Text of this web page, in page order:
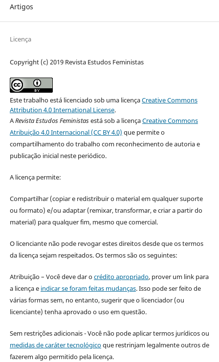
Artigos
Licença
Copyright (c) 2019 Revista Estudos Feministas
Este trabalho está licenciado sob uma licençaCreative Commons
Attribution 4.0 International License.
ARevista Estudos Feministasestá sob a licençaCreative Commons
Atribuição 4.0 Internacional (CC BY 4.0) que permite o
compartilhamento do trabalho com reconhecimento de autoria e
publicação inicial neste periódico.
A licença permite:
Compartilhar (copiar e redistribuir o material em qualquer suporte
ou formato) e/ou adaptar (remixar, transformar, e criar a partir do
material) para qualquer fim, mesmo que comercial.
O licenciante não pode revogar estes direitos desde que os termos
da licença sejam respeitados. Os termos são os seguintes:
Atribuição – Você deve dar ocrédito apropriado, prover um link para
a licença e indicar se foram feitas mudanças. Isso pode ser feito de
várias formas sem, no entanto, sugerir que o licenciador (ou
licenciante) tenha aprovado o uso em questão.
Sem restrições adicionais - Você não pode aplicar termos jurídicos ou
medidas de caráter tecnológicoque restrinjam legalmente outros de
fazerem algo permitido pela licença.